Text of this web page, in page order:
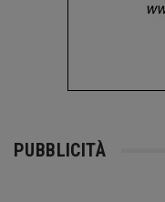
PUBBLICITÀ